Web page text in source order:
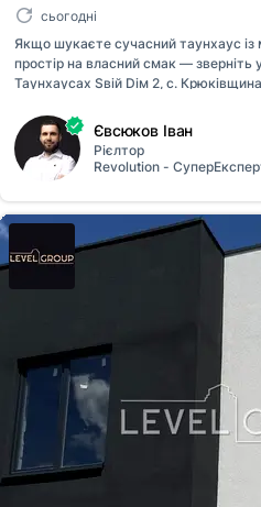
сьогодні
Якщо шукаєте сучасний таунхаус
простір на власний смак — зверніть
Таунхаусах Sвій Dім 2, с.
інфраструктурою неподалік
м², кухня — 7,4 м² • 2 поверхи •
побудови • Земельна ділянка — 8,27
котел Про квартиру: Таунхаус
реалізувати власний дизайн-
можливість організувати простір
встановлені сходи на другий
Євсюков Іван
Рієлтор
Revolution -